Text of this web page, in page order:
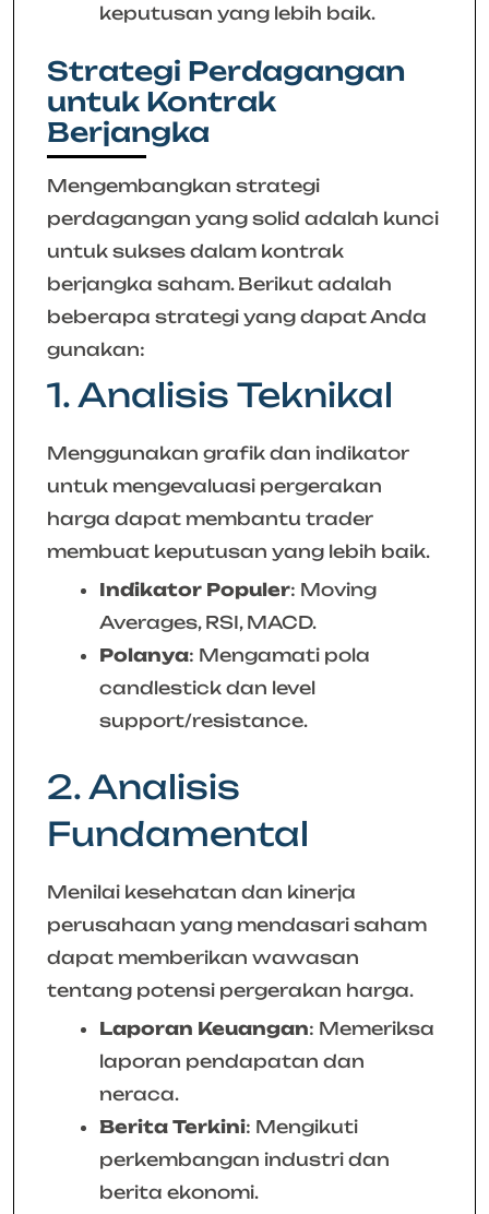
keputusan yang lebih baik.
Strategi Perdagangan
untuk Kontrak
Berjangka
Mengembangkan strategi
perdagangan yang solid adalah kunci
untuk sukses dalam kontrak
berjangka saham. Berikut adalah
beberapa strategi yang dapat Anda
gunakan:
1. Analisis Teknikal
Menggunakan grafik dan indikator
untuk mengevaluasi pergerakan
harga dapat membantu trader
membuat keputusan yang lebih baik.
Indikator Populer: Moving
Averages, RSI, MACD.
Polanya: Mengamati pola
candlestick dan level
support/resistance.
2. Analisis
Fundamental
Menilai kesehatan dan kinerja
perusahaan yang mendasari saham
dapat memberikan wawasan
tentang potensi pergerakan harga.
Laporan Keuangan: Memeriksa
laporan pendapatan dan
neraca.
Berita Terkini: Mengikuti
perkembangan industri dan
berita ekonomi.